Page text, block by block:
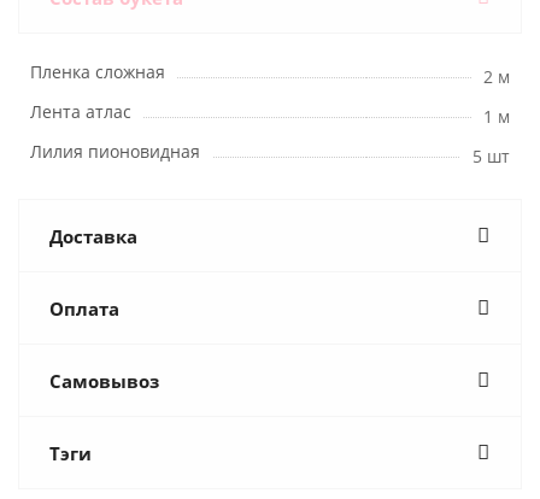
Пленка сложная
2 м
Лента атлас
1 м
Лилия пионовидная
5 шт
Доставка
Оплата
Самовывоз
Тэги